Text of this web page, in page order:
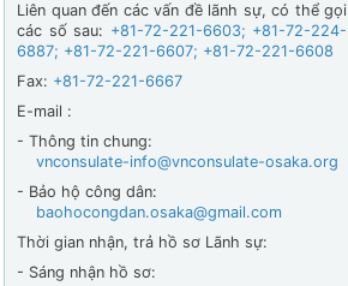
Liên quan đến các vấn đề lãnh sự, có thể gọi
các số sau: +81-72-221-6603; +81-72-224-
6887; +81-72-221-6607; +81-72-221-6608
Fax: +81-72-221-6667
E-mail :
- Thông tin chung:
vnconsulate-info@vnconsulate-osaka.org
- Bảo hộ công dân:
baohocongdan.osaka@gmail.com
Thời gian nhận, trả hồ sơ Lãnh sự:
- Sáng nhận hồ sơ: